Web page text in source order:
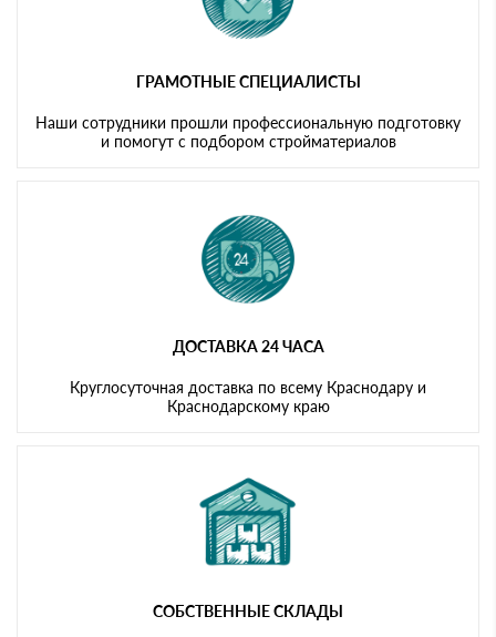
ГРАМОТНЫЕ СПЕЦИАЛИСТЫ
Наши сотрудники прошли профессиональную подготовку
и помогут с подбором стройматериалов
ДОСТАВКА 24 ЧАСА
Круглосуточная доставка по всему Краснодару и
Краснодарскому краю
СОБСТВЕННЫЕ СКЛАДЫ